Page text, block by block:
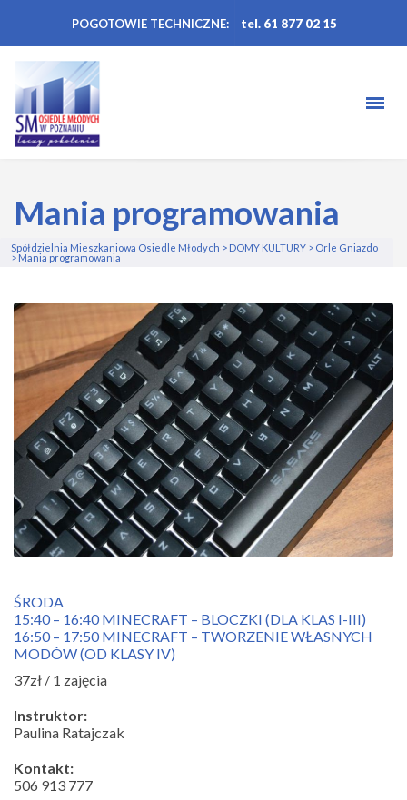
POGOTOWIE TECHNICZNE: tel. 61 877 02 15
Mania programowania
Spółdzielnia Mieszkaniowa Osiedle Młodych > DOMY KULTURY > Orle Gniazdo
>Mania programowania
ŚRODA
15:40 – 16:40 MINECRAFT – BLOCZKI (DLA KLAS I-III)
16:50 – 17:50 MINECRAFT – TWORZENIE WŁASNYCH
MODÓW (OD KLASY IV)
37zł / 1 zajęcia
Instruktor:
Paulina Ratajczak
Kontakt:
506 913 777